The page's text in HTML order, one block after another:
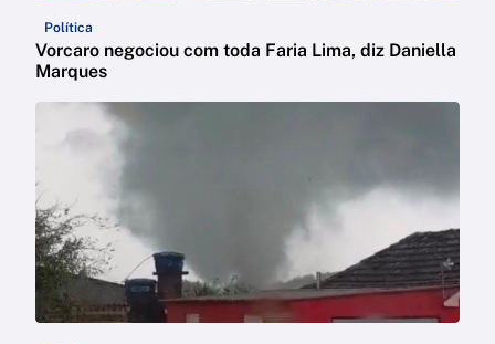
Política
Vorcaro negociou com toda Faria Lima, diz Daniella
Marques